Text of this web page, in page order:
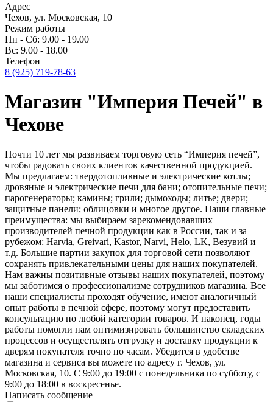
Адрес
Чехов, ул. Московская, 10
Режим работы
Пн - Сб: 9.00 - 19.00
Вс: 9.00 - 18.00
Телефон
8 (925) 719-78-63
Магазин "Империя Печей" в
Чехове
Почти 10 лет мы развиваем торговую сеть “Империя печей”,
чтобы радовать своих клиентов качественной продукцией.
Мы предлагаем: твердотопливные и электрические котлы;
дровяные и электрические печи для бани; отопительные печи;
парогенераторы; камины; грили; дымоходы; литье; двери;
защитные панели; облицовки и многое другое. Наши главные
преимущества: мы выбираем зарекомендовавших
производителей печной продукции как в России, так и за
рубежом: Harvia, Greivari, Kastor, Narvi, Helo, LK, Везувий и
т.д. Большие партии закупок для торговой сети позволяют
сохранять привлекательными цены для наших покупателей.
Нам важны позитивные отзывы наших покупателей, поэтому
мы заботимся о профессионализме сотрудников магазина. Все
наши специалисты проходят обучение, имеют аналогичный
опыт работы в печной сфере, поэтому могут предоставить
консультацию по любой категории товаров. И наконец, годы
работы помогли нам оптимизировать большинство складских
процессов и осуществлять отгрузку и доставку продукции к
дверям покупателя точно по часам. Убедится в удобстве
магазина и сервиса вы можете по адресу г. Чехов, ул.
Московская, 10. С 9:00 до 19:00 с понедельника по субботу, с
9:00 до 18:00 в воскресенье.
Написать сообщение